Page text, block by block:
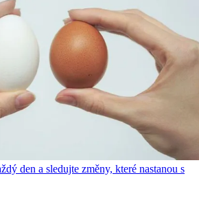
den a sledujte změny, které nastanou s